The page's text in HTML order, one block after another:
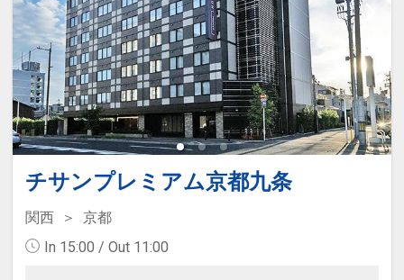
チサンプレミアム京都九条
関西
京都
In 15:00 / Out 11:00